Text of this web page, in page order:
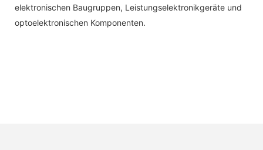
elektronischen Baugruppen, Leistungselektronikgeräte und
optoelektronischen Komponenten.